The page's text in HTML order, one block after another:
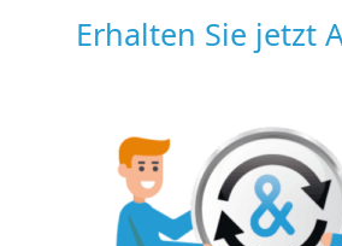
Erhalten Sie jetzt